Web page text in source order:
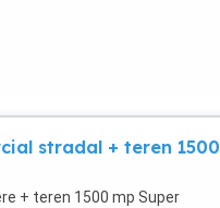
stradal + teren 1500
+ teren 1500 mp Super